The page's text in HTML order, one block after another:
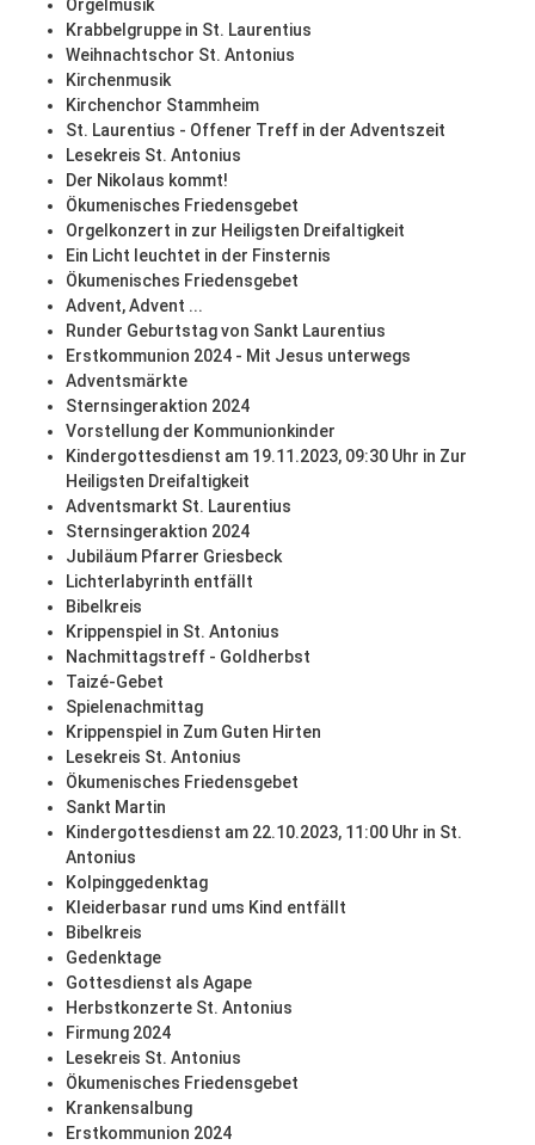
Orgelmusik
Krabbelgruppe in St. Laurentius
Weihnachtschor St. Antonius
Kirchenmusik
Kirchenchor Stammheim
St. Laurentius - Offener Treff in der Adventszeit
Lesekreis St. Antonius
Der Nikolaus kommt!
Ökumenisches Friedensgebet
Orgelkonzert in zur Heiligsten Dreifaltigkeit
Ein Licht leuchtet in der Finsternis
Ökumenisches Friedensgebet
Advent, Advent ...
Runder Geburtstag von Sankt Laurentius
Erstkommunion 2024 - Mit Jesus unterwegs
Adventsmärkte
Sternsingeraktion 2024
Vorstellung der Kommunionkinder
Kindergottesdienst am 19.11.2023, 09:30 Uhr in Zur
Heiligsten Dreifaltigkeit
Adventsmarkt St. Laurentius
Sternsingeraktion 2024
Jubiläum Pfarrer Griesbeck
Lichterlabyrinth entfällt
Bibelkreis
Krippenspiel in St. Antonius
Nachmittagstreff - Goldherbst
Taizé-Gebet
Spielenachmittag
Krippenspiel in Zum Guten Hirten
Lesekreis St. Antonius
Ökumenisches Friedensgebet
Sankt Martin
Kindergottesdienst am 22.10.2023, 11:00 Uhr in St.
Antonius
Kolpinggedenktag
Kleiderbasar rund ums Kind entfällt
Bibelkreis
Gedenktage
Gottesdienst als Agape
Herbstkonzerte St. Antonius
Firmung 2024
Lesekreis St. Antonius
Ökumenisches Friedensgebet
Krankensalbung
Erstkommunion 2024